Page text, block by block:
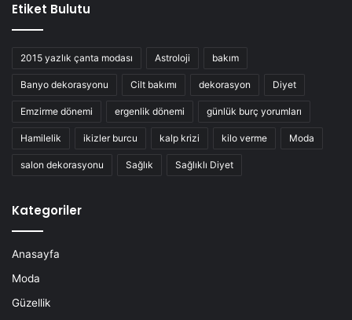
Etiket Bulutu
2015 yazlık çanta modası Astroloji bakım
Banyo dekorasyonu Cilt bakımı dekorasyon Diyet
Emzirme dönemi ergenlik dönemi günlük burç yorumları
Hamilelik ikizler burcu kalp krizi kilo verme Moda
salon dekorasyonu Sağlık Sağlıklı Diyet
Kategoriler
Anasayfa
Moda
Güzellik